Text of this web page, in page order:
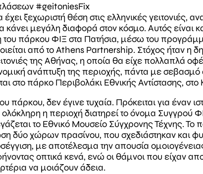
#geitoniesFix
ξεχωριστή θέση στις ελληνικές γειτονιές,
μεγάλη διαφορά στον κόσμο. Αυτός είναι
πάρκου ΦΙΞ στα Πατήσια, μέσω του
από το Athens Partnership. Στόχος ήταν η
της Αθήνας, η οποία θα είχε πολλαπλά
ανάπτυξη της περιοχής, πάντα με σεβασμό
στο πάρκο Περιβολάκι Εθνικής Αντίστασης, στο
πάρκου, δεν έγινε τυχαία. Πρόκειται για έναν
ολόκληρη η περιοχή διατηρεί το όνομα Συγγρού
το Εθνικό Μουσείο Σύγχρονης Τέχνης. Το
δύο χώρων πρασίνου, που σχεδιάστηκαν και
με αποτέλεσμα την απουσία
οπτικά κενά, ενώ οι θάμνοι που είχαν
να μοιάζουν άδεια.